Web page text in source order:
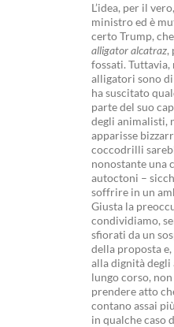
L’idea, per il
ministro ed è
certo Trump,
alligator alcatraz,
fossati.
alligatori sono di
ha suscitato
parte del suo
degli animalisti,
apparisse
coccodrilli
nonostante una
autoctoni –
soffrire in un
Giusta la
condividiamo,
sfiorati da un
della proposta
alla dignità
lungo corso,
prendere atto
contano assai
in qualche caso